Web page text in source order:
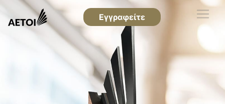
Εγγραφείτε